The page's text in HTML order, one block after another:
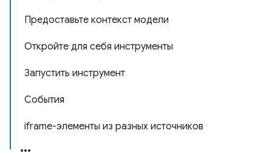
Предоставьте контекст модели
Откройте для себя инструменты
Запустить инструмент
События
iframe-элементы из разных источников